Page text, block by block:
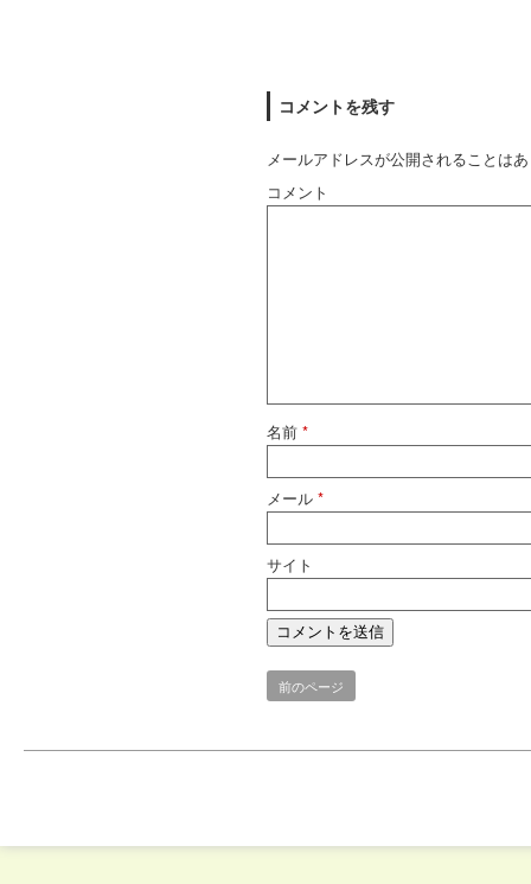
コメントを残す
メールアドレスが公開されることは
コメント
名前 *
メール *
サイト
前のページ